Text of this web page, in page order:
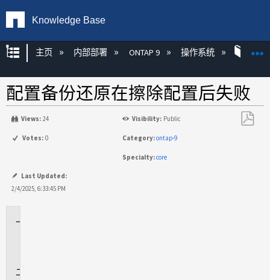
Knowledge Base
扩展/隐缩全局层次
主页 内部部署 ONTAP 9 操作系统
配置备份还原在擦除配置后失败
Views: 24 Visibility: Public
Votes: 0 Category:ontap-9
Specialty:core
Last Updated:
2/4/2025, 6:33:45 PM